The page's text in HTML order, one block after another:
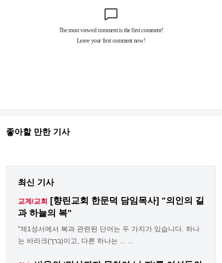
좋아할 만한 기사
최신 기사
교계/교회
[향린교회 한문덕 담임목사] "의인의 길
과 하늘의 복"
"제1성서에서 복과 관련된 단어는 두 가지가 있습니다. 하나
는 바라크(ברך)이고, 다른 하나는 ... ...